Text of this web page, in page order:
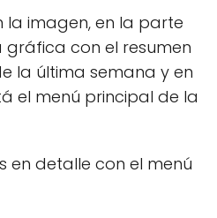
la imagen, en la parte
con el resumen
la última semana y en
el menú principal de la
en detalle con el menú